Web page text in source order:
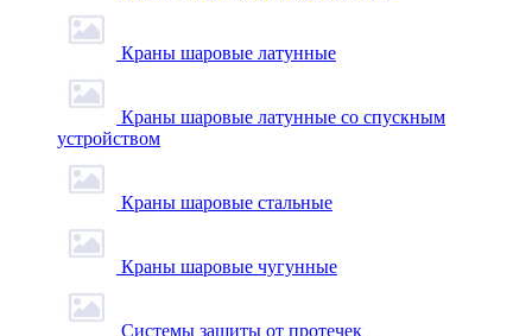
Краны шаровые латунные
Краны шаровые латунные со спускным
устройством
Краны шаровые стальные
Краны шаровые чугунные
Системы защиты от протечек